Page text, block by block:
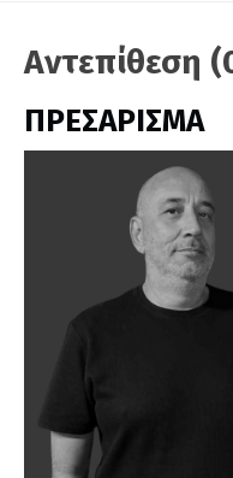
Αντεπίθεση
ΠΡΕΣΑΡΙΣΜΑ